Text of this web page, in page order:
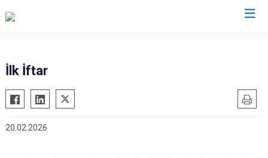
Acıpayam
Pamukkale
Babadağ
İlk İftar
20.02.2026